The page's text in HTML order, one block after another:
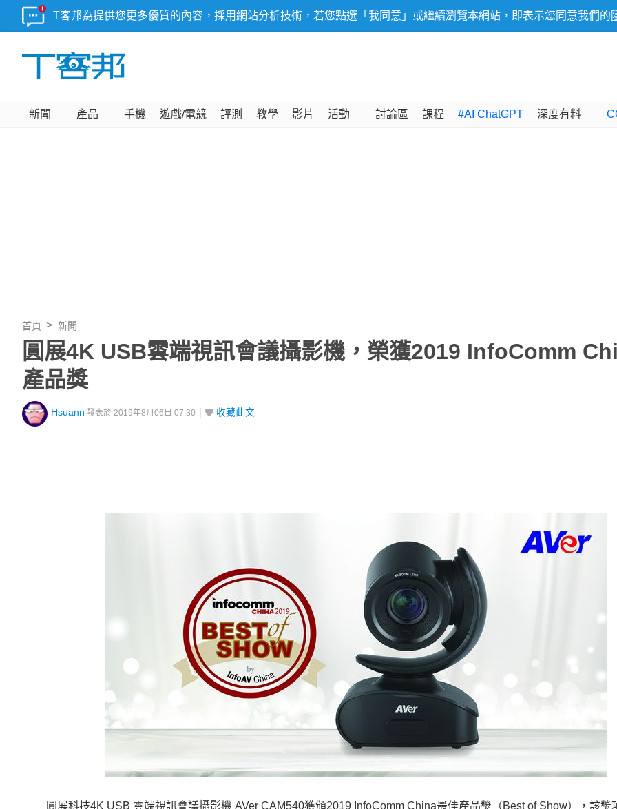
T客邦為提供您更多優質的內容，採用網站分析技術，若您點選「我同意」或繼續瀏覽本網站，即表示您同意我們的
新聞 產品 手機 遊戲/電競 評測 教學 影片 活動 討論區 課程 #AI ChatGPT 深度有料
首頁 新聞
圓展4K USB雲端視訊會議攝影機，榮獲2019 InfoComm
產品獎
Hsuann 發表於 2019年8月06日 07:30 收藏此文
圓展科技4K USB 雲端視訊會議攝影機 AVer CAM540獲頒2019 InfoComm China最佳產品獎（Best of Show），該獎